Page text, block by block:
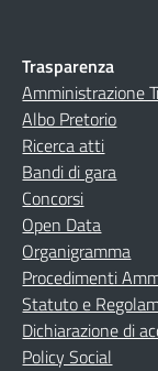
Trasparenza
Amministrazione
Albo Pretorio
Ricerca atti
Bandi di gara
Concorsi
Open Data
Organigramma
Procedimenti
Statuto e
Dichiarazione di
Policy Social